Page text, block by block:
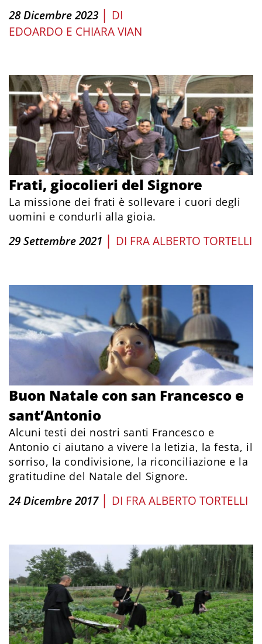
28 Dicembre 2023 | DI
EDOARDO E CHIARA VIAN
Frati, giocolieri del Signore
La missione dei frati è sollevare i cuori degli
uomini e condurli alla gioia.
29 Settembre 2021 | DI FRA ALBERTO TORTELLI
Buon Natale con san Francesco e
sant’Antonio
Alcuni testi dei nostri santi Francesco e
Antonio ci aiutano a vivere la letizia, la festa, il
sorriso, la condivisione, la riconciliazione e la
gratitudine del Natale del Signore.
24 Dicembre 2017 | DI FRA ALBERTO TORTELLI